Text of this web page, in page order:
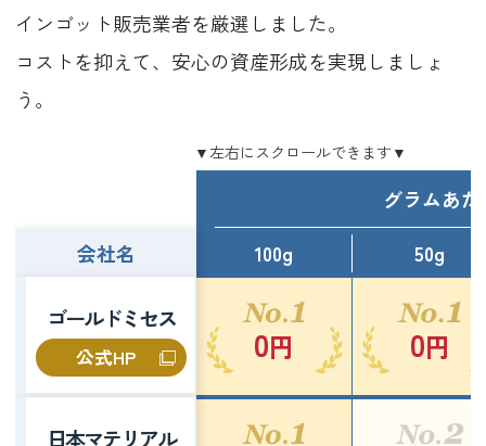
インゴット販売業者を厳選しました。
コストを抑えて、安心の資産形成を実現しましょ
う。
グラムあ
会社名
100g 50g
ゴールドミセス
公式HP 0円 0円
日本マテリアル